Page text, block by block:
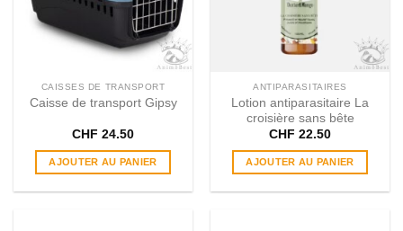
être
choisies
sur
page
du
être
choisies
sur
page
du
produit
CAISSES DE TRANSPORT
Caisse de transport Gipsy
CHF 24.50
AJOUTER AU PANIER
ANTIPARASITAIRES
Lotion antiparasitaire La
croisière sans bête
CHF 22.50
AJOUTER AU PANIER